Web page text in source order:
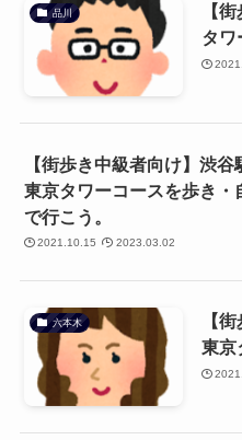
品川
【
タワ
【街歩き中級者向け】渋谷
東京タワーコースを歩き・
で行こう。
2021.10.15 2023.03.02
六本木
【
東京